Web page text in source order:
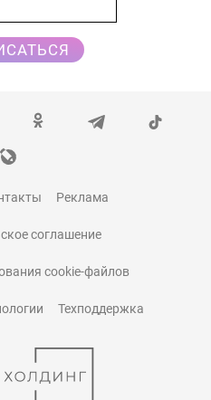
Реклама
соглашение
cookie-файлов
Техподдержка